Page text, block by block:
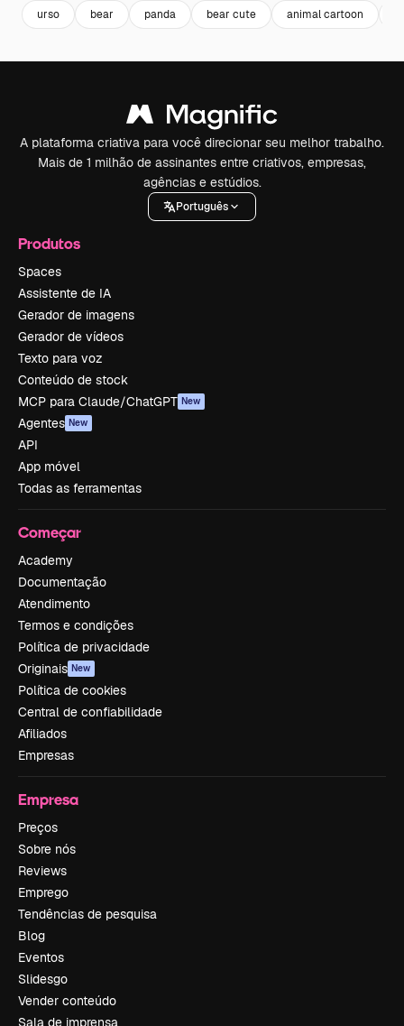
urso bear panda bear cute animal cartoon
A plataforma criativa para você direcionar seu melhor trabalho.
Mais de 1 milhão de assinantes entre criativos, empresas,
agências e estúdios.
Português
Produtos
Spaces
Assistente de IA
Gerador de imagens
Gerador de vídeos
Texto para voz
Conteúdo de stock
MCP para Claude/ChatGPT New
Agentes New
API
App móvel
Todas as ferramentas
Começar
Academy
Documentação
Atendimento
Termos e condições
Política de privacidade
Originais New
Política de cookies
Central de confiabilidade
Afiliados
Empresas
Empresa
Preços
Sobre nós
Reviews
Emprego
Tendências de pesquisa
Blog
Eventos
Slidesgo
Vender conteúdo
Sala de imprensa